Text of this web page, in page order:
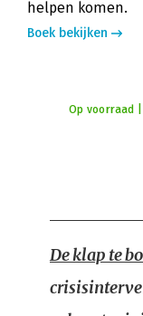
helpen komen.
Boek bekijken
Op voorraad
De klap te